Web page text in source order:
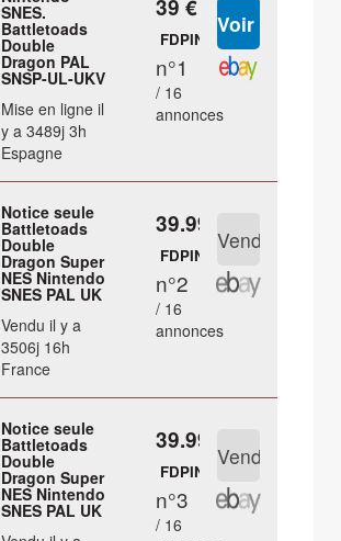
SNES.
Battletoads
Double
Dragon PAL
SNSP-UL-UKV
Mise en ligne il
y a 3489j 3h
Espagne
39 €
FDPIN
n°1
/ 16
annonces
Notice seule
Battletoads
Double
Dragon Super
NES Nintendo
SNES PAL UK
Vendu il y a
3506j 16h
France
39.99 €
FDPIN
n°2
/ 16
annonces
Notice seule
Battletoads
Double
Dragon Super
NES Nintendo
SNES PAL UK
39.99 €
FDPIN
n°3
/ 16